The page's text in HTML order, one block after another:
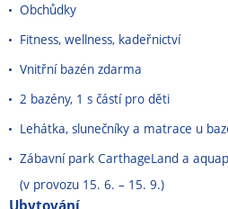
Obchůdky
Fitness, wellness, kadeřnictví
Vnitřní bazén zdarma
2 bazény, 1 s částí pro děti
Lehátka, slunečníky a matrace u
Zábavní park CarthageLand a
(v provozu 15. 6. – 15. 9.)